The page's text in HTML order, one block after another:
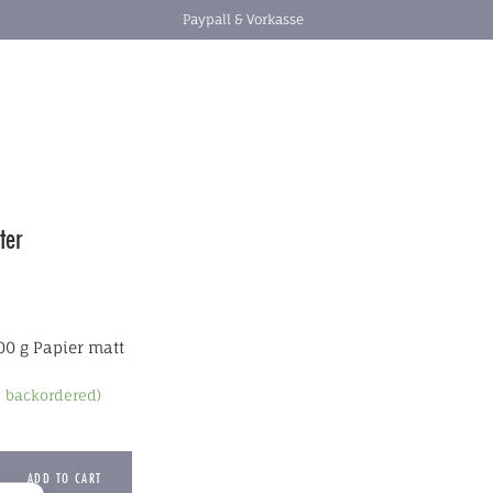
Paypall & Vorkasse
g Papier matt
backordered)
ADD TO CART